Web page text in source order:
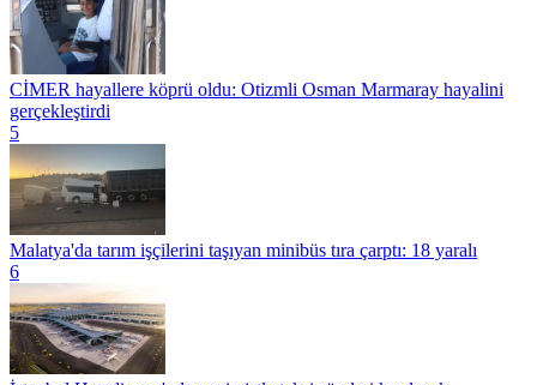
CİMER hayallere köprü oldu: Otizmli Osman Marmaray hayalini
gerçekleştirdi
5
Malatya'da tarım işçilerini taşıyan minibüs tıra çarptı: 18 yaralı
6